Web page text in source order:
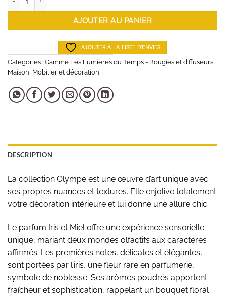
AJOUTER AU PANIER
AJOUTER À LA LISTE D'ENVIES
Catégories : Gamme Les Lumières du Temps - Bougies et diffuseurs,
Maison, Mobilier et décoration
DESCRIPTION
La collection Olympe est une œuvre d’art unique avec
ses propres nuances et textures. Elle enjolive totalement
votre décoration intérieure et lui donne une allure chic.
Le parfum Iris et Miel offre une expérience sensorielle
unique, mariant deux mondes olfactifs aux caractères
affirmés. Les premières notes, délicates et élégantes,
sont portées par l’iris, une fleur rare en parfumerie,
symbole de noblesse. Ses arômes poudrés apportent
fraîcheur et sophistication, rappelant un bouquet floral